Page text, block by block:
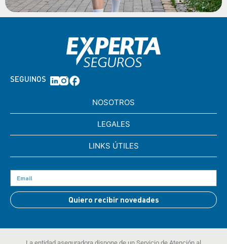
SEGUINOS
NOSOTROS
LEGALES
LINKS ÚTILES
Quiero recibir novedades